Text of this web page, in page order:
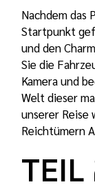
Nachdem das
Startpunkt
und den
Sie die
Kamera und
Welt dieser
unserer Reise
Reichtümern
TEIL